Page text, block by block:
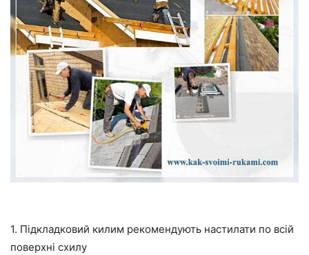
1. Підкладковий килим рекомендують настилати по всій
поверхні схилу